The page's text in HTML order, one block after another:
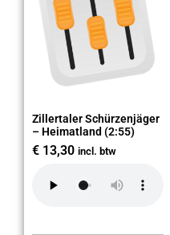
Zillertaler Schürzenjäger
– Heimatland (2:55)
€ 13,30 incl. btw